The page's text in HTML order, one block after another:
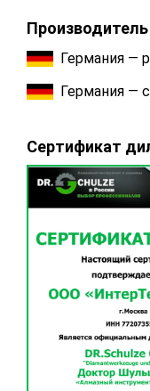
Производитель
Германия —
Германия —
Сертификат